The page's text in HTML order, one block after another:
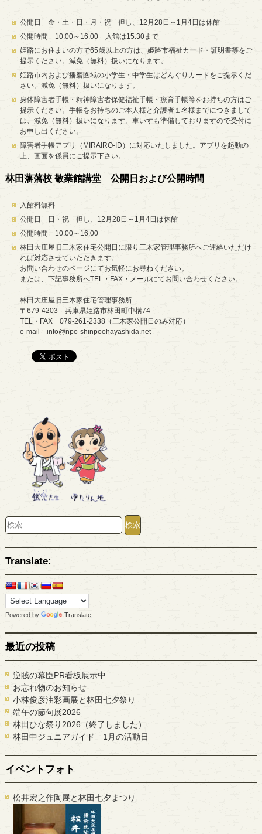
公開日 金・土・日・月・祝 但し、12月28日～1月4日は休館
公開時間 10:00～16:00 入館は15:30まで
姫路にお住まいの方で65歳以上の方は、姫路市福祉カード・証明書等をご
提示ください。減免（無料）扱いになります。
姫路市内および播磨圏域の小学生・中学生はどんぐりカードをご提示くだ
さい。減免（無料）扱いになります。
身体障害者手帳・精神障害者保健福祉手帳・療育手帳等をお持ちの方はご
提示ください。手帳をお持ちのご本人様と介護者１名様までにつきまして
は、減免（無料）扱いになります。車いすも準備しておりますので受付に
お申し出ください。
障害者手帳アプリ（MIRAIRO-ID）に対応いたしました。アプリを起動の
上、画面を係員にご提示下さい。
林田藩藩校 敬業館講堂 公開日および公開時間
入館料無料
公開日 日・祝 但し、12月28日～1月4日は休館
公開時間 10:00～16:00
林田大庄屋旧三木家住宅公開日に限り三木家管理事務所へご連絡いただけ
れば対応させていただきます。
お問い合わせのページにてお気軽にお尋ねください。
または、下記事務所へTEL・FAX・メールにてお問い合わせください。
林田大庄屋旧三木家住宅管理事務所
〒679-4203 兵庫県姫路市林田町中構74
TEL・FAX 079-261-2338（三木家公開日のみ対応）
e-mail info@npo-shinpoohayashida.net
Translate:
Powered by Translate
最近の投稿
逆賊の幕臣PR看板展示中
お忘れ物のお知らせ
小林俊彦油彩画展と林田七夕祭り
端午の節句展2026
林田ひな祭り2026（終了しました）
林田中ジュニアガイド 1月の活動日
イベントフォト
松井宏之作陶展と林田七夕まつり